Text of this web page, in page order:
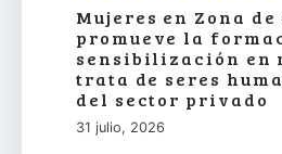
Mujeres en Zona de
promueve la
sensibilización en
trata de seres
del sector privado
31 julio, 2026